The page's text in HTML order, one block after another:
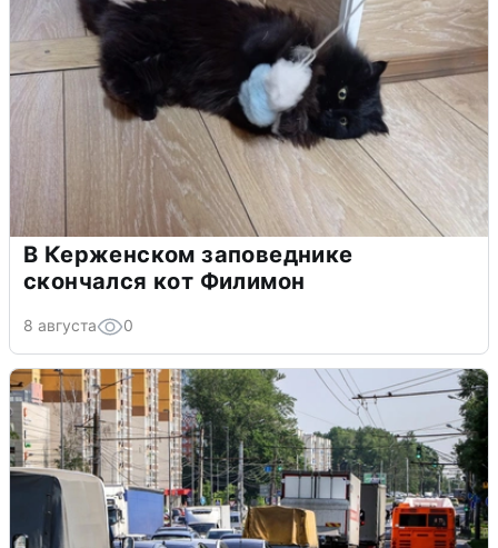
В Керженском заповеднике
скончался кот Филимон
8 августа 0